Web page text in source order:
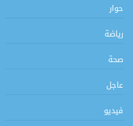
حوار
رياضة
صحة
عاجل
فيديو